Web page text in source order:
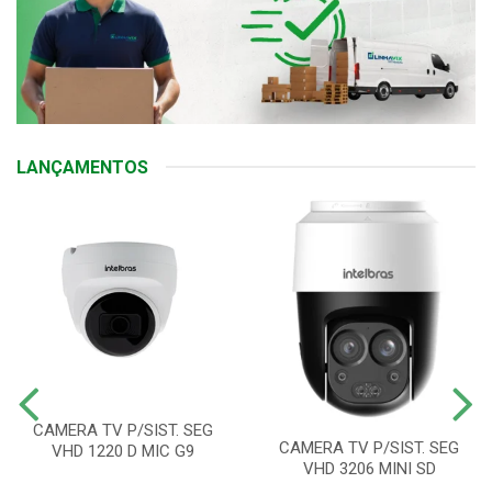
LANÇAMENTOS
CAMERA TV P/SIST. SEG
VHD 1220 D MIC G9
CAMERA TV P/SIST. SEG
VHD 3206 MINI SD